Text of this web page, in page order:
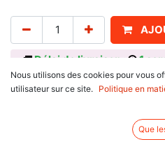
Délai de livraison : 1
Référence : L166724, L116014,
6010 Series : 6510, 6610,
6020 Series : 6520, 6620,
Nous utilisons des cookies pour vous
utilisateur sur ce site.
Politique en
Que